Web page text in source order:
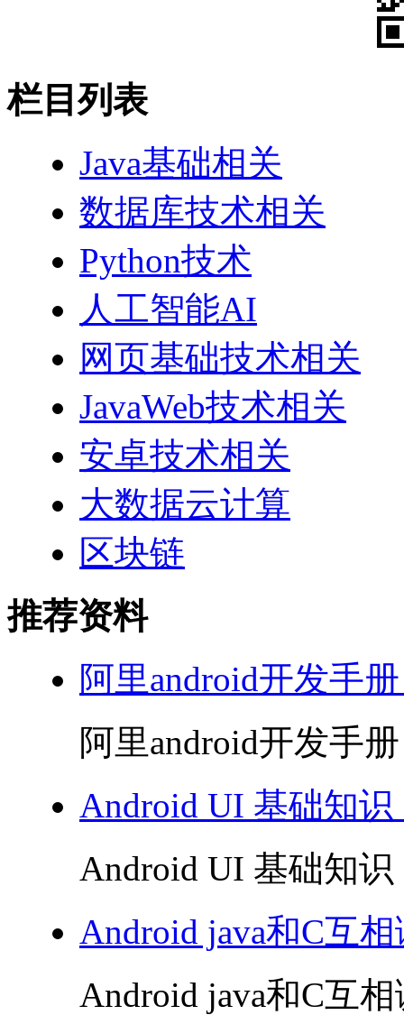
栏目列表
Java基础相关
数据库技术相关
Python技术
人工智能AI
网页基础技术相关
JavaWeb技术相关
安卓技术相关
大数据云计算
区块链
推荐资料
阿里android开发手
阿里android开发手
Android UI 基础知识
Android UI 基础知识
Android java和C互
Android java和C互